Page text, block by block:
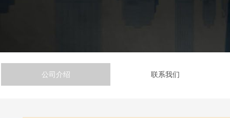
公司介绍 联系我们